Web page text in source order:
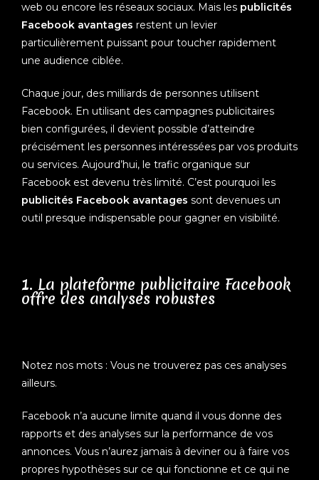
web ou encore les réseaux sociaux. Mais les publicités
Facebook avantages restent un levier
particulièrement puissant pour toucher rapidement
une audience ciblée.
Chaque jour, des milliards de personnes utilisent
Facebook. En utilisant des campagnes publicitaires
bien configurées, il devient possible d’atteindre
précisément les personnes intéressées par vos produits
ou services. Aujourd’hui, le trafic organique sur
Facebook est devenu très limité. C’est pourquoi les
publicités Facebook avantages sont devenues un
outil presque indispensable pour gagner en visibilité.
1. La plateforme publicitaire Facebook
offre des analyses robustes
Notez nos mots : Vous ne trouverez pas ces analyses
ailleurs.
Facebook n’a aucune limite quand il vous donne des
rapports et des analyses sur la performance de vos
annonces. Vous n’aurez jamais à deviner ou à faire vos
propres hypothèses sur ce qui fonctionne et ce qui ne